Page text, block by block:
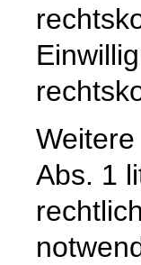
Abs. 1